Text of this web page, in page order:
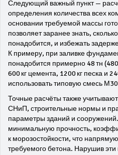
Следующий важный пункт —
определения количества всех
основании требуемой массы
позволяет заранее знать,
понадобится, и избежать
К примеру, при заливке
понадобится примерно 48 тн
600 кг цемента, 1200 кг песка и
использовать типовую смесь
Точные расчёты также
СНиП, строительные нормы и
параметры зданий и сооружений
минимальную прочность,
к морозостойкости, что
требуемого бетона. Нарушив